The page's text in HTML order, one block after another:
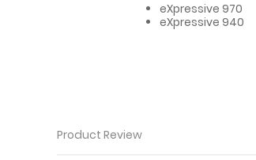
eXpressive 970
eXpressive 940
Product Review